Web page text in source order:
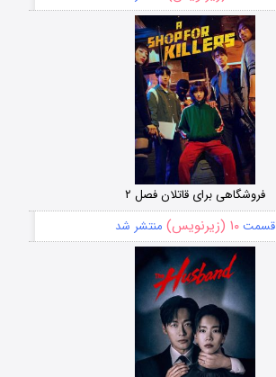
فروشگاهی برای قاتلان فصل ۲
قسمت۱۰ (زیرنویس) منتشر شد